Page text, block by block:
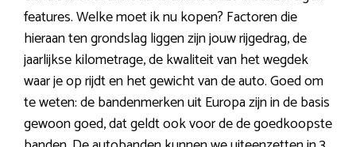
features. Welke moet ik nu kopen? Factoren die
hieraan ten grondslag liggen zijn jouw rijgedrag, de
jaarlijkse kilometrage, de kwaliteit van het wegdek
waar je op rijdt en het gewicht van de auto. Goed om
te weten: de bandenmerken uit Europa zijn in de basis
gewoon goed, dat geldt ook voor de de goedkoopste